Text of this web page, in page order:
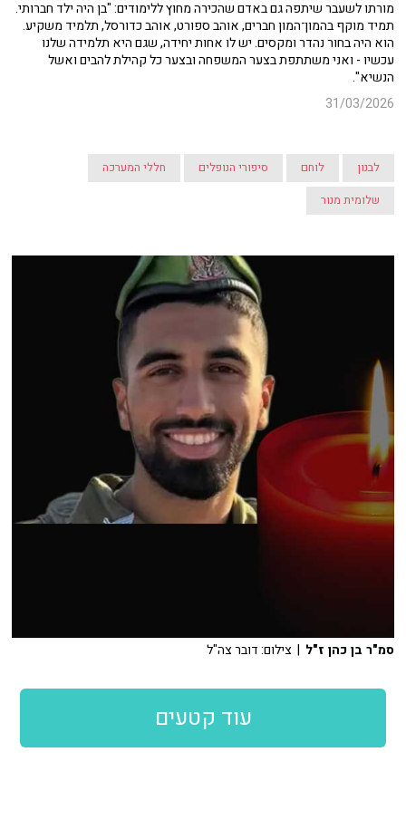
מורתו לשעבר שיתפה גם באדם שהכירה מחוץ ללימודים: "בן היה ילד חברותי.
תמיד מוקף בהמון־המון חברים, אוהב ספורט, אוהב כדורסל, תלמיד משקיע.
הוא היה בחור נהדר ומקסים. יש לו אחות יחידה, שגם היא תלמידה שלנו
עכשיו - ואני משתתפת בצער המשפחה ובצער כל קהילת להבים ואשל
הנשיא".
31/03/2026
לבנון לוחם סיפורי הנופלים
חללי המערכה
שלומית מנור
סמ"ר בן כהן ז"ל | צילום: דובר צה"ל
עוד קטעים